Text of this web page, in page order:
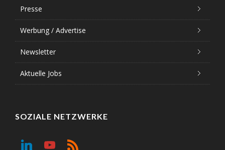
Presse
Werbung / Advertise
Newsletter
Aktuelle Jobs
SOZIALE NETZWERKE